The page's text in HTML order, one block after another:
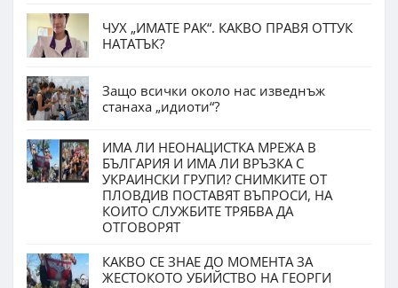
ЧУХ „ИМАТЕ РАК“. КАКВО ПРАВЯ ОТТУК
НАТАТЪК?
Защо всички около нас изведнъж
станаха „идиоти“?
ИМА ЛИ НЕОНАЦИСТКА МРЕЖА В
БЪЛГАРИЯ И ИМА ЛИ ВРЪЗКА С
УКРАИНСКИ ГРУПИ? СНИМКИТЕ ОТ
ПЛОВДИВ ПОСТАВЯТ ВЪПРОСИ, НА
КОИТО СЛУЖБИТЕ ТРЯБВА ДА
ОТГОВОРЯТ
КАКВО СЕ ЗНАЕ ДО МОМЕНТА ЗА
ЖЕСТОКОТО УБИЙСТВО НА ГЕОРГИ